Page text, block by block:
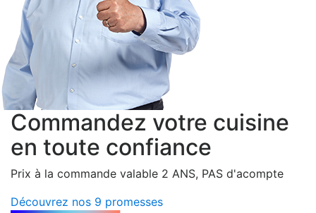
Commandez votre cuisine
en toute confiance
Prix à la commande valable 2 ANS, PAS d'acompte
Découvrez nos 9 promesses